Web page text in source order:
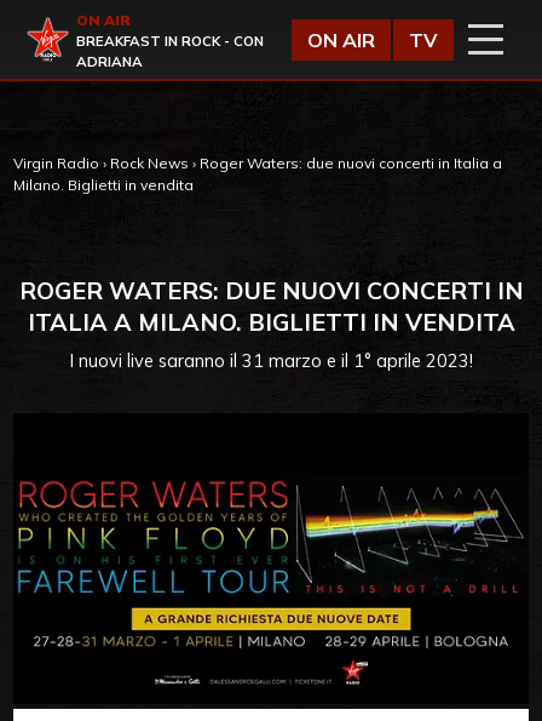
Virgin Radio
ON AIR
BREAKFAST IN ROCK - CON
ADRIANA
ON AIR TV
Virgin Radio › Rock News › Roger Waters: due nuovi concerti in Italia a
Milano. Biglietti in vendita
ROGER WATERS: DUE NUOVI CONCERTI IN
ITALIA A MILANO. BIGLIETTI IN VENDITA
I nuovi live saranno il 31 marzo e il 1° aprile 2023!